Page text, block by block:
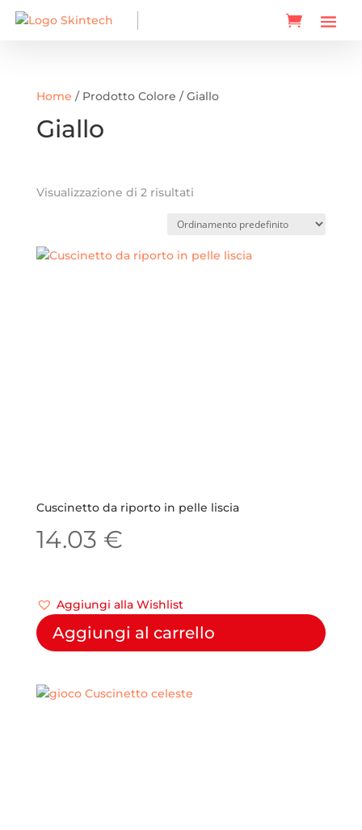
Home / Prodotto Colore / Giallo
Giallo
ABBIGLIAMENTO
GIOCHI
Visualizzazione di 2 risultati
Cuscinetto da riporto in pelle liscia
14.03 €
Aggiungi alla Wishlist
Aggiungi al carrello